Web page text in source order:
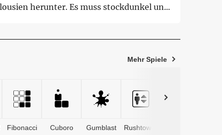
herunter. Es muss stockdunkel un...
Mehr Spiele
Fibonacci Cuboro Gumblast Rushtower